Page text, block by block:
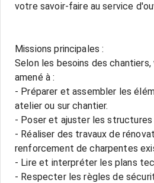
votre savoir-faire au service
Missions principales :
Selon les besoins des
amené à :
- Préparer et assembler les
atelier ou sur chantier.
- Poser et ajuster les structures
- Réaliser des travaux de
renforcement de charpentes
- Lire et interpréter les plans
- Respecter les règles de